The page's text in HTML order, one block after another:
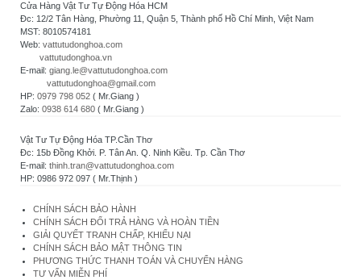
Cửa Hàng Vật Tư Tự Động Hóa HCM
Đc: 12/2 Tân Hàng, Phường 11, Quận 5, Thành phố Hồ Chí Minh, Việt Nam
MST: 8010574181
Web: vattutudonghoa.com
vattutudonghoa.vn
E-mail: giang.le@vattutudonghoa.com
vattutudonghoa@gmail.com
HP: 0979 798 052 ( Mr.Giang )
Zalo: 0938 614 680 ( Mr.Giang )
Vật Tư Tự Động Hóa TP.Cần Thơ
Đc: 15b Đồng Khởi. P. Tân An. Q. Ninh Kiều. Tp. Cần Thơ
E-mail: thinh.tran@vattutudonghoa.com
HP: 0986 972 097 ( Mr.Thịnh )
CHÍNH SÁCH BẢO HÀNH
CHÍNH SÁCH ĐỔI TRẢ HÀNG VÀ HOÀN TIỀN
GIẢI QUYẾT TRANH CHẤP, KHIẾU NẠI
CHÍNH SÁCH BẢO MẬT THÔNG TIN
PHƯƠNG THỨC THANH TOÁN VÀ CHUYỂN HÀNG
TƯ VẤN MIỄN PHÍ